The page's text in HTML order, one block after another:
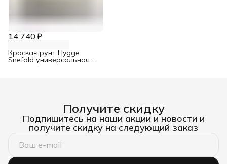
14 740 ₽
Краска-грунт Hygge
Snefald универсальная 9
Получите скидку
Подпишитесь на наши акции и новости и
получите скидку на следующий заказ